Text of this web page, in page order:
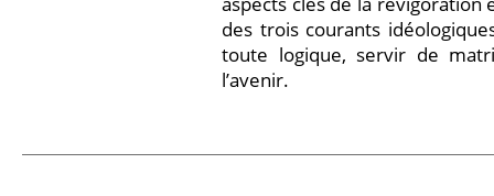
des trois courants
toute logique, servir de
l’avenir.